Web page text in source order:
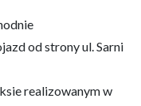
od strony ul. Sarni
realizowanym w